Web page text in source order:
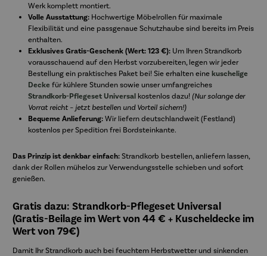
Werkkomplett montiert.
Volle Ausstattung:Hochwertige Möbelrollen für maximale
Flexibilität und eine passgenaue Schutzhaube sind bereits im Preis
enthalten.
Exklusives Gratis-Geschenk (Wert: 123 €):Um Ihren Strandkorb
vorausschauend auf den Herbst vorzubereiten, legen wir jeder
Bestellung ein praktisches Paket bei! Sie erhalten einekuschelige
Deckefür kühlere Stunden sowie unser umfangreiches
Strandkorb-Pflegeset Universalkostenlos dazu! (Nur solange der
Vorrat reicht – jetzt bestellen und Vorteil sichern!)
Bequeme Anlieferung:Wir liefern deutschlandweit (Festland)
kostenlos per Spedition frei Bordsteinkante.
Das Prinzip ist denkbar einfach:Strandkorb bestellen, anliefern lassen,
dank der Rollen mühelos zur Verwendungsstelle schieben und sofort
genießen.
Gratis dazu: Strandkorb-Pflegeset Universal
(Gratis-Beilage im Wert von 44 € + Kuscheldecke im
Wert von 79€)
Damit Ihr Strandkorb auch bei feuchtem Herbstwetter und sinkenden